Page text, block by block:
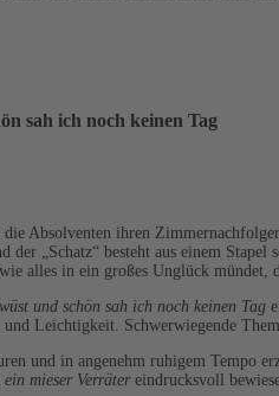
sah ich noch keinen Tag
Absolventen ihren
„Schatz“ besteht aus einem
alles in ein großes Unglück mündet,
und schön sah ich noch keinen Tag
Leichtigkeit. Schwerwiegende
und in angenehm ruhigem Tempo
mieser Verräter eindrucksvoll